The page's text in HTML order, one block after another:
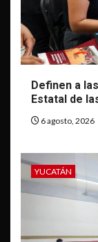
Definen a
Estatal de
6 agosto, 2026
YUCATÁN